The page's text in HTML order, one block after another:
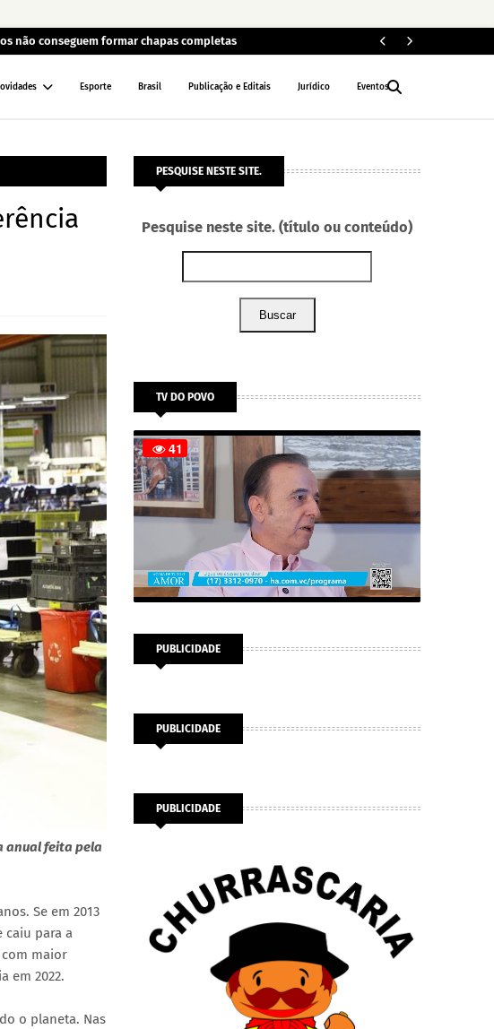
não conseguem formar chapas completas
Esporte Brasil Publicação e Editais Jurídico Eventos
anual feita pela
Se em 2013
caiu para a
maior
em 2022.
o planeta. Nas
PESQUISE NESTE SITE.
Pesquise neste site. (título ou conteúdo)
Buscar
TV DO POVO
PUBLICIDADE
PUBLICIDADE
PUBLICIDADE